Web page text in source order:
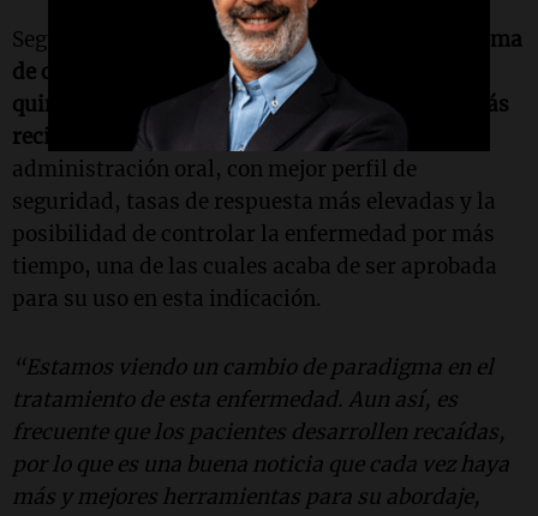
Según el perfil de paciente, por lo tanto,
el linfoma
de células de manto puede tratarse con
quimioterapia, anticuerpos monoclonales o, más
recientemente, con terapias dirigidas
administración oral, con mejor perfil de
seguridad, tasas de respuesta más elevadas y la
posibilidad de controlar la enfermedad por más
tiempo, una de las cuales acaba de ser aprobada
para su uso en esta indicación.
“Estamos viendo un cambio de paradigma en el
tratamiento de esta enfermedad. Aun así, es
frecuente que los pacientes desarrollen recaídas,
por lo que es una buena noticia que cada vez haya
más y mejores herramientas para su abordaje,